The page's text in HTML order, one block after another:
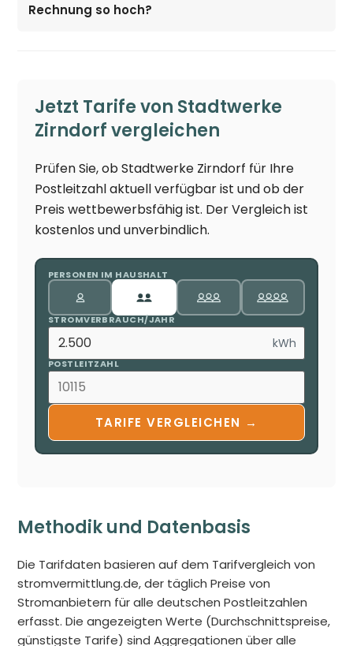
Rechnung so hoch?
Jetzt Tarife von Stadtwerke
Zirndorf vergleichen
Prüfen Sie, ob Stadtwerke Zirndorf für Ihre
Postleitzahl aktuell verfügbar ist und ob der
Preis wettbewerbsfähig ist. Der Vergleich ist
kostenlos und unverbindlich.
PERSONEN IM HAUSHALT
STROMVERBRAUCH/JAHR
kWh
POSTLEITZAHL
TARIFE VERGLEICHEN →
Methodik und Datenbasis
Die Tarifdaten basieren auf dem Tarifvergleich von
stromvermittlung.de, der täglich Preise von
Stromanbietern für alle deutschen Postleitzahlen
erfasst. Die angezeigten Werte (Durchschnittspreise,
günstigste Tarife) sind Aggregationen über alle